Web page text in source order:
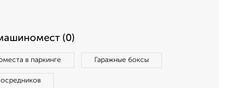
(0)
в паркинге Гаражные боксы